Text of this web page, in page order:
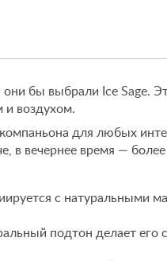
бы выбрали Ice Sage.
и воздухом.
для любых
в вечернее время —
с натуральными
подтон делает его